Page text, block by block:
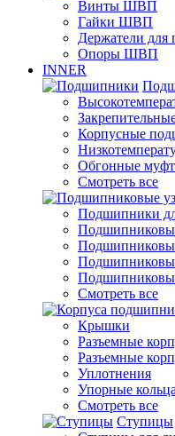
Винты ШВП
Гайки ШВП
Держатели для
Опоры ШВП
INNER
Корпусные
Обгонные
Смотреть все
Подшипники
Смотреть все
Крышки
Разъемные
Разъемные
Уплотнения
Упорные кольца
Смотреть все
Ступицы